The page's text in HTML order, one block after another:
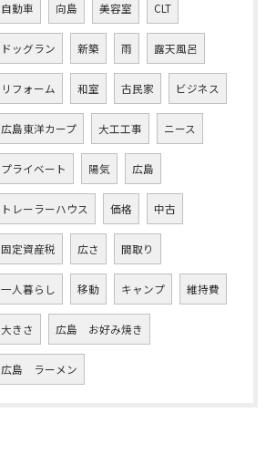
自動車 向島 美容室 CLT
ドッグラン 新築 雨 露天風呂
リフォーム 和室 古民家 ビジネス
広島東洋カープ 大工工事 ニース
プライベート 陽気 広島
トレーラーハウス 価格 中古
固定資産税 広さ 間取り
一人暮らし 移動 キャンプ 維持費
大きさ 広島 お好み焼き
広島 ラーメン